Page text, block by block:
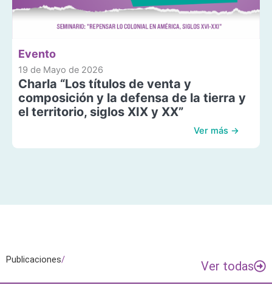
Evento
19 de Mayo de 2026
Charla “Los títulos de venta y
composición y la defensa de la tierra y
el territorio, siglos XIX y XX”
Ver más →
Publicaciones/ Ver todas